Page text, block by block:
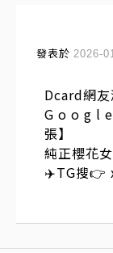
發表於 2026-
Dcard網
G o o g l
張】
純正櫻花
✈️TG搜👉